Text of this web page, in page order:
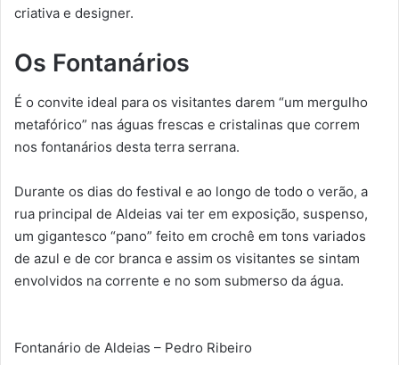
criativa e designer.
Os Fontanários
É o convite ideal para os visitantes darem “um mergulho
metafórico” nas águas frescas e cristalinas que correm
nos fontanários desta terra serrana.
Durante os dias do festival e ao longo de todo o verão, a
rua principal de Aldeias vai ter em exposição, suspenso,
um gigantesco “pano” feito em crochê em tons variados
de azul e de cor branca e assim os visitantes se sintam
envolvidos na corrente e no som submerso da água.
Fontanário de Aldeias – Pedro Ribeiro